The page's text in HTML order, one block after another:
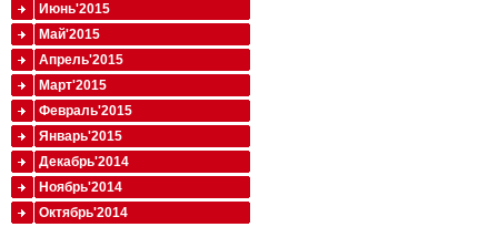
Июнь'2015
Май'2015
Апрель'2015
Март'2015
Февраль'2015
Январь'2015
Декабрь'2014
Ноябрь'2014
Октябрь'2014